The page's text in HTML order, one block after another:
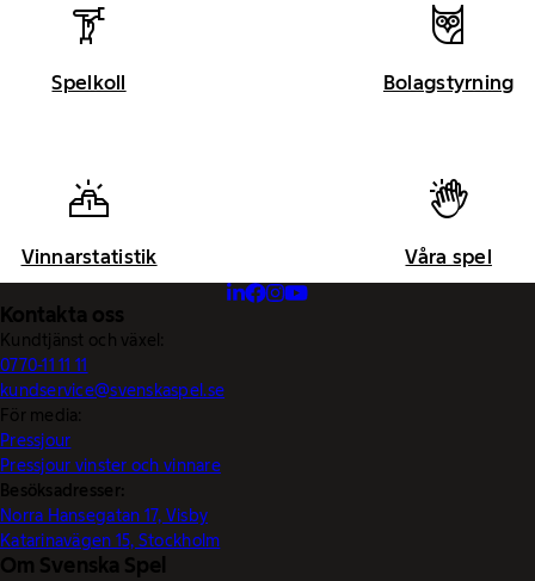
Spelkoll Bolagstyrning
Vinnarstatistik Våra spel
Kontakta oss
Kundtjänst och växel:
0770-11 11 11
kundservice@svenskaspel.se
För media:
Pressjour
Pressjour vinster och vinnare
Besöksadresser:
Norra Hansegatan 17, Visby
Katarinavägen 15, Stockholm
Om Svenska Spel